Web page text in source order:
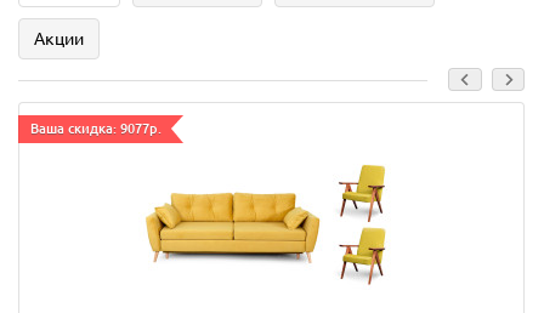
Акции
Ваша скидка: 9077р.